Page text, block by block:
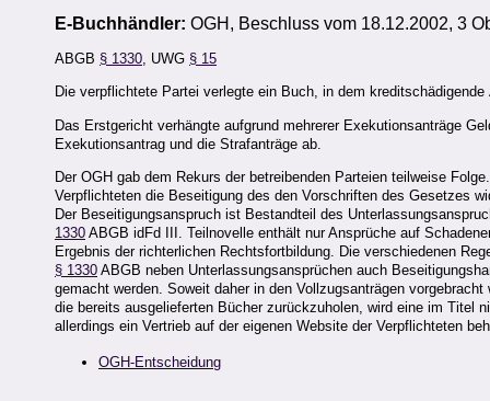
E-Buchhändler: OGH, Beschluss vom 18.12.2002, 3
ABGB § 1330, UWG § 15
Die verpflichtete Partei verlegte ein Buch, in dem
Das Erstgericht verhängte aufgrund mehrerer Exekutionsanträge
Exekutionsantrag und die Strafanträge ab.
Der OGH gab dem Rekurs der betreibenden Parteien teilweise
Verpflichteten die Beseitigung des den Vorschriften des Gesetzes
Der Beseitigungsanspruch ist Bestandteil des
1330 ABGB idFd III. Teilnovelle enthält nur Ansprüche auf
Ergebnis der richterlichen Rechtsfortbildung. Die verschiedenen
§ 1330 ABGB neben Unterlassungsansprüchen auch
gemacht werden. Soweit daher in den Vollzugsanträgen
die bereits ausgelieferten Bücher zurückzuholen, wird eine im Titel
allerdings ein Vertrieb auf der eigenen Website der Verpflichteten
OGH-Entscheidung